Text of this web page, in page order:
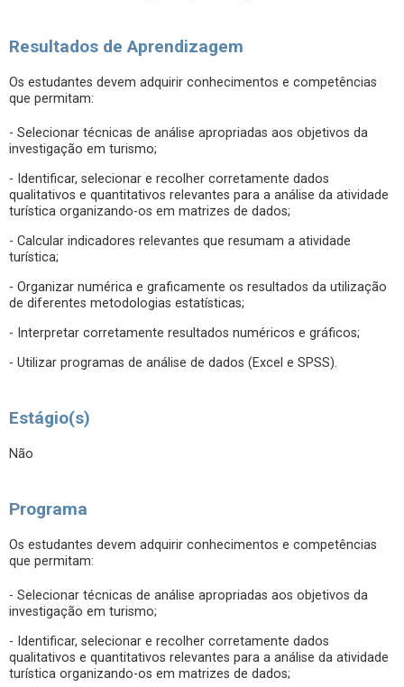
Resultados de Aprendizagem
Os estudantes devem adquirir conhecimentos e competências
que permitam:
- Selecionar técnicas de análise apropriadas aos objetivos da
investigação em turismo;
- Identificar, selecionar e recolher corretamente dados
qualitativos e quantitativos relevantes para a análise da atividade
turística organizando-os em matrizes de dados;
- Calcular indicadores relevantes que resumam a atividade
turística;
- Organizar numérica e graficamente os resultados da utilização
de diferentes metodologias estatísticas;
- Interpretar corretamente resultados numéricos e gráficos;
- Utilizar programas de análise de dados (Excel e SPSS).
Estágio(s)
Não
Programa
Os estudantes devem adquirir conhecimentos e competências
que permitam:
- Selecionar técnicas de análise apropriadas aos objetivos da
investigação em turismo;
- Identificar, selecionar e recolher corretamente dados
qualitativos e quantitativos relevantes para a análise da atividade
turística organizando-os em matrizes de dados;